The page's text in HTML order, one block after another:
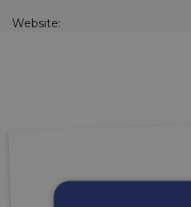
Website: